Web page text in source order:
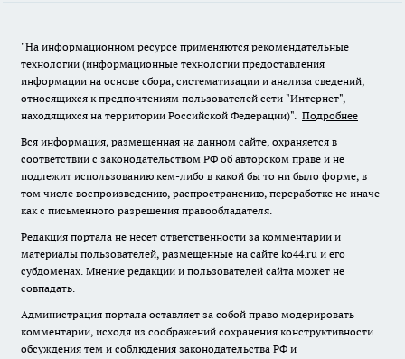
"На информационном ресурсе применяются рекомендательные
технологии (информационные технологии предоставления
информации на основе сбора, систематизации и анализа сведений,
относящихся к предпочтениям пользователей сети "Интернет",
находящихся на территории Российской Федерации)". Подробнее
Вся информация, размещенная на данном сайте, охраняется в
соответствии с законодательством РФ об авторском праве и не
подлежит использованию кем-либо в какой бы то ни было форме, в
том числе воспроизведению, распространению, переработке не иначе
как с письменного разрешения правообладателя.
Редакция портала не несет ответственности за комментарии и
материалы пользователей, размещенные на сайте ko44.ru и его
субдоменах. Мнение редакции и пользователей сайта может не
совпадать.
Администрация портала оставляет за собой право модерировать
комментарии, исходя из соображений сохранения конструктивности
обсуждения тем и соблюдения законодательства РФ и